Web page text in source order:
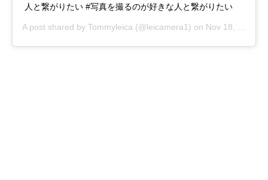
人と繋がりたい #写真を撮るのが好きな人と繋がりたい
A post shared by Tommyleica (@leicamera1) on Nov 18, 2018 at 6:08pm PST